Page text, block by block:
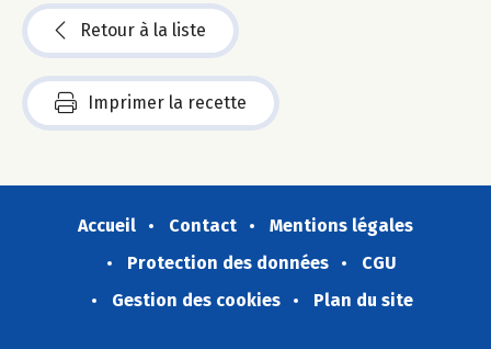
Retour à la liste
Imprimer la recette
Accueil Contact
Mentions légales
Protection des données
CGU
Gestion des cookies
Plan du site